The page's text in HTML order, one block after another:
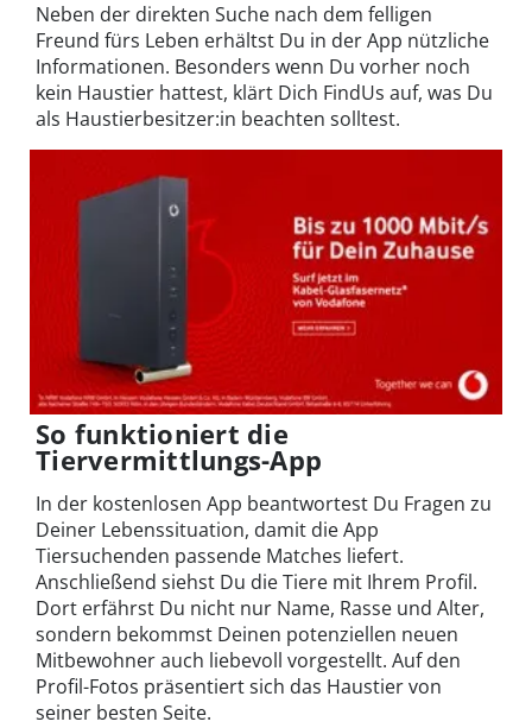
Neben der direkten Suche nach dem felligen
Freund fürs Leben erhältst Du in der App nützliche
Informationen. Besonders wenn Du vorher noch
kein Haustier hattest, klärt Dich FindUs auf, was Du
als Haustierbesitzer:in beachten solltest.
So funktioniert die
Tiervermittlungs-App
In der kostenlosen App beantwortest Du Fragen zu
Deiner Lebenssituation, damit die App
Tiersuchenden passende Matches liefert.
Anschließend siehst Du die Tiere mit Ihrem Profil.
Dort erfährst Du nicht nur Name, Rasse und Alter,
sondern bekommst Deinen potenziellen neuen
Mitbewohner auch liebevoll vorgestellt. Auf den
Profil-Fotos präsentiert sich das Haustier von
seiner besten Seite.